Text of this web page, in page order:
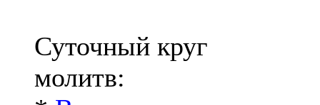
Суточный круг
молитв: